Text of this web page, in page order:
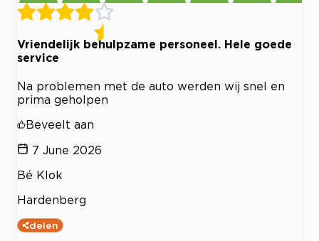
Vriendelijk behulpzame personeel. Hele goede
service
Na problemen met de auto werden wij snel en
prima geholpen
Beveelt aan
7 June 2026
Bé Klok
Hardenberg
delen